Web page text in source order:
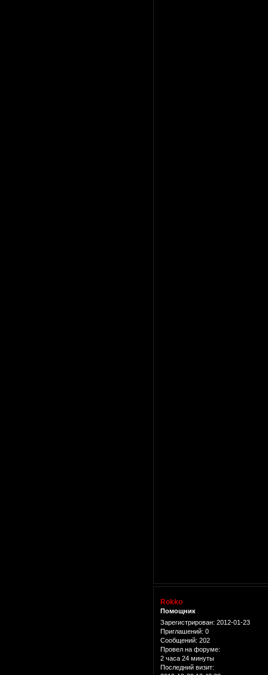
Rokko
Помощник
Зарегистрирован: 2012-01-23
Приглашений: 0
Сообщений: 202
Провел на форуме:
2 часа 24 минуты
Последний визит: